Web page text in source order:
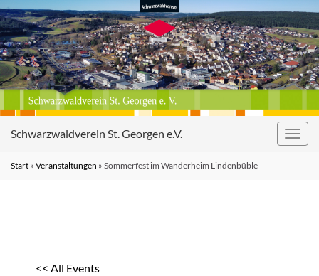
Schwarzwaldverein St. Georgen e.V.
Start » Veranstaltungen » Sommerfest im Wanderheim Lindenbüble
<< All Events